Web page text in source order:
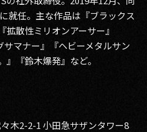
就任。主な作品は『ブラックス
散性ミリオンアーサー』
サマナー』『ヘビーメタルサン
『鈴木爆発』など。
2-2-1 小田急サザンタワー8